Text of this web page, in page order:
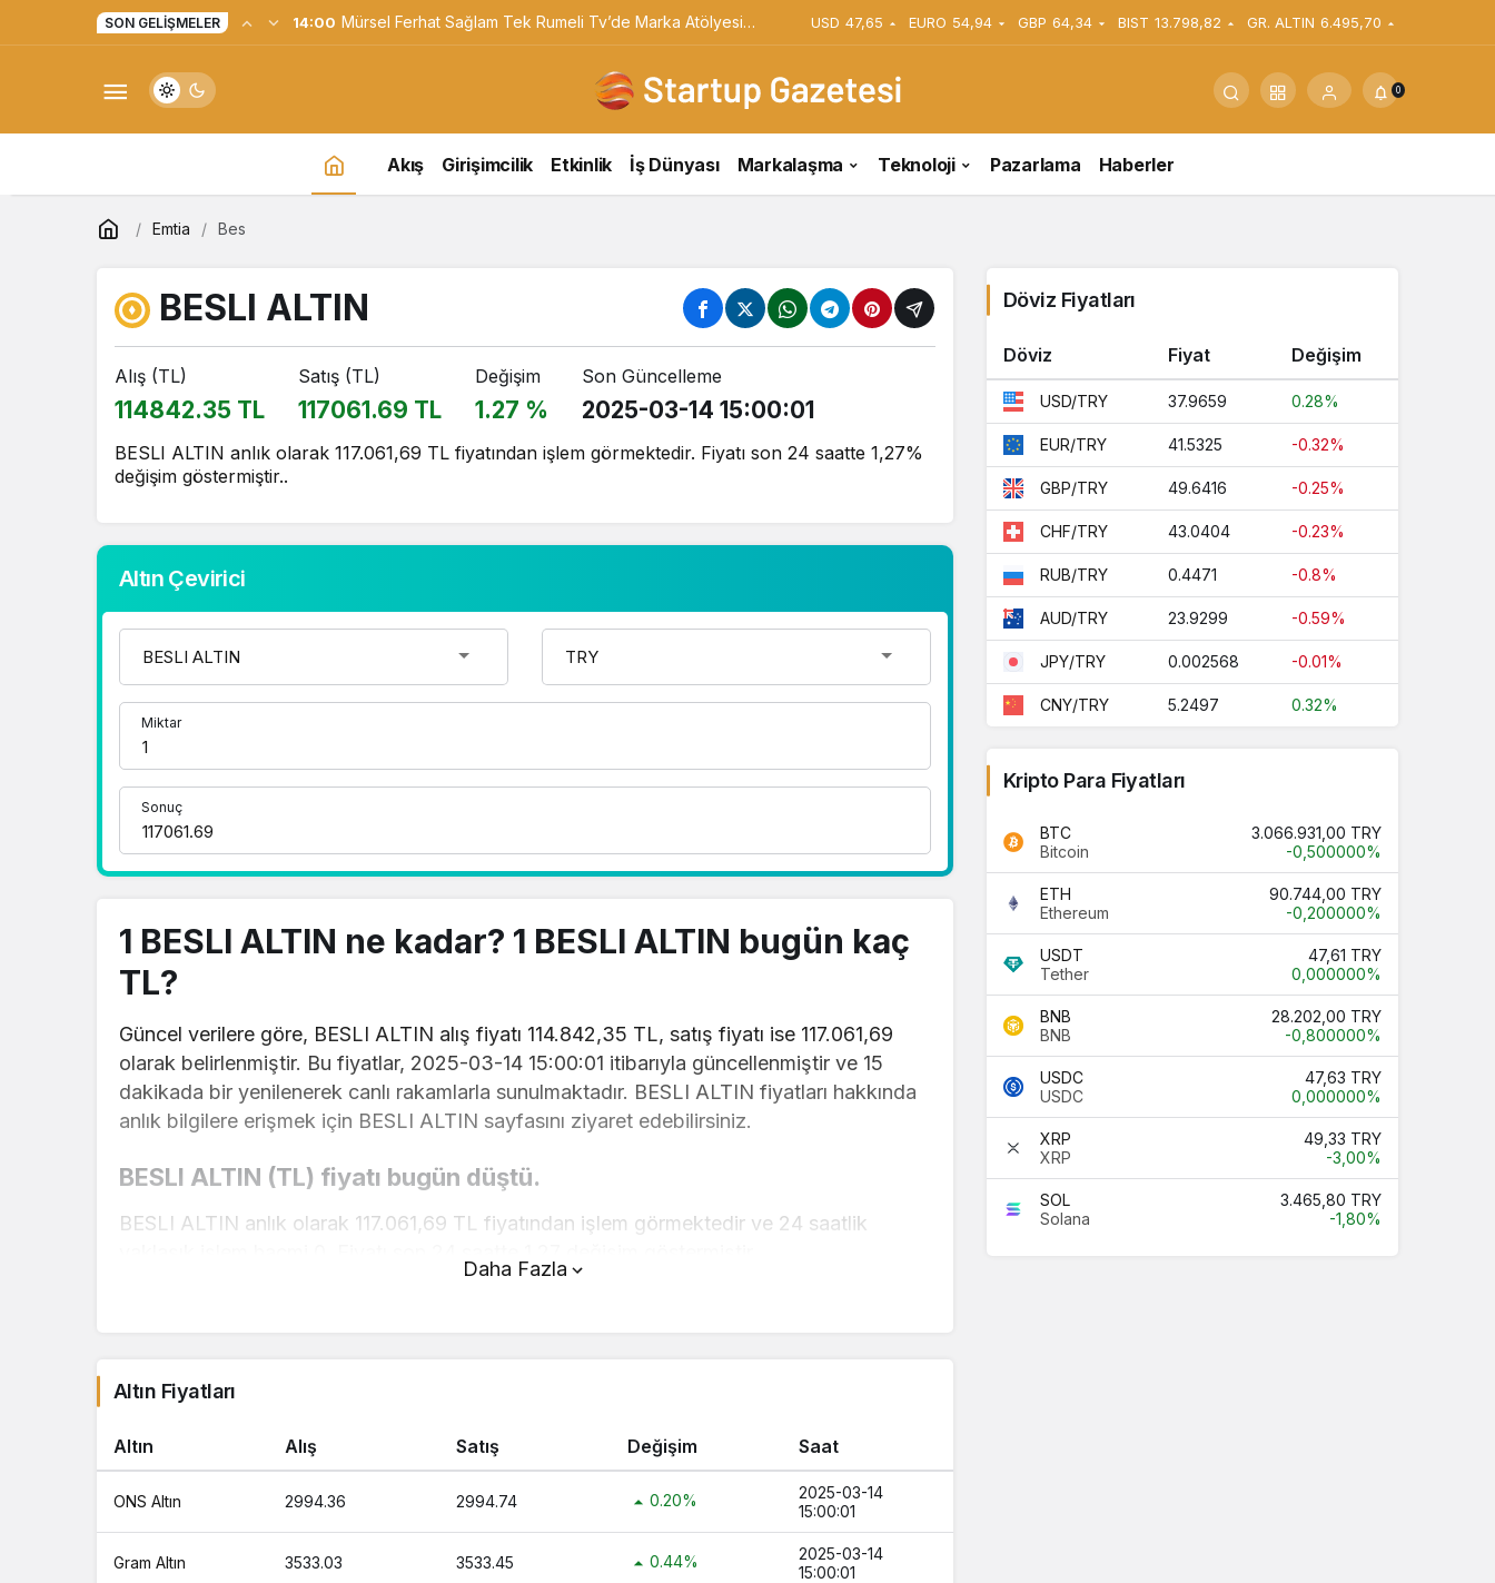
SON GELIŞMELER 0:23 Yapay Zekaya Hangi Veriyi Veriyorsun? Asıl Risk Ürettiğin USD 47,65 EURO 54,94 GBP 64,34 BIST 13.798,82 GR. ALTIN 6.495,70
0
Akış Girişimcilik Etkinlik İş Dünyası Markalaşma Teknoloji Pazarlama Haberler
Emtia Bes
BESLI ALTIN
Alış (TL)
114842.35 TL
Satış (TL)
117061.69 TL
Değişim
1.27 %
Son Güncelleme
2025-03-14 15:00:01
BESLI ALTIN anlık olarak 117.061,69 TL fiyatından işlem görmektedir. Fiyatı son 24 saatte 1,27%
değişim göstermiştir..
Altın Çevirici
Miktar
Sonuç
1 BESLI ALTIN ne kadar? 1 BESLI ALTIN bugün kaç
TL?
Güncel verilere göre, BESLI ALTIN alış fiyatı 114.842,35 TL, satış fiyatı ise 117.061,69
olarak belirlenmiştir. Bu fiyatlar, 2025-03-14 15:00:01 itibarıyla güncellenmiştir ve 15
dakikada bir yenilenerek canlı rakamlarla sunulmaktadır. BESLI ALTIN fiyatları hakkında
anlık bilgilere erişmek için BESLI ALTIN sayfasını ziyaret edebilirsiniz.
BESLI ALTIN (TL) fiyatı bugün düştü.
BESLI ALTIN anlık olarak 117.061,69 TL fiyatından işlem görmektedir ve 24 saatlik
için doğru adrestesiniz..
1 Gram Altın Ne Kadar 1 Gram Altın Kaç TL ?
1 Cumhuriyet Altın Ne Kadar 1 Gram Altın Kaç TL ?
Daha Fazla
Altın Fiyatları
Altın Alış Satış Değişim Saat
ONS Altın 2994.36 2994.74 0.20%
2025-03-14
15:00:01
Gram Altın 3533.03 3533.45 0.44%
2025-03-14
15:00:01
Döviz Fiyatları
Döviz Fiyat Değişim
USD/TRY 37.9659 0.28%
EUR/TRY 41.5325 -0.32%
GBP/TRY 49.6416 -0.25%
CHF/TRY 43.0404 -0.23%
RUB/TRY 0.4471 -0.8%
AUD/TRY 23.9299 -0.59%
JPY/TRY 0.002568 -0.01%
CNY/TRY 5.2497 0.32%
Kripto Para Fiyatları
BTC
Bitcoin
3.066.931,00 TRY
-0,500000%
ETH
Ethereum
90.744,00 TRY
-0,200000%
USDT
Tether
47,61 TRY
0,000000%
BNB
BNB
28.202,00 TRY
-0,800000%
USDC
USDC
47,63 TRY
0,000000%
XRP
XRP
49,33 TRY
-3,00%
SOL
Solana
3.465,80 TRY
-1,80%